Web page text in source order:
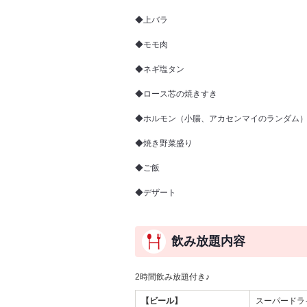
◆上バラ
◆モモ肉
◆ネギ塩タン
◆ロース芯の焼きすき
◆ホルモン（小腸、アカセンマイのランダム）
◆焼き野菜盛り
◆ご飯
◆デザート
飲み放題内容
2時間飲み放題付き♪
【ビール】 スーパード